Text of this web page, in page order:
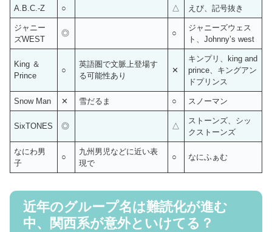
A.B.C.-Z ○ △ えび、記号抜き
ジャニー
ズWEST
◎ ○
ジャニーズウェス
ト、Johnny’s west
King ＆
Prince
○
英語圏で文脈上登場す
る可能性あり
✕
キンプリ、king and
prince、キングアン
ドプリンス
Snow Man ✕ 雪だるま ○ スノーマン
SixTONES ◎ △
ストーンズ、シッ
クストーンズ
なにわ男
子
○
九州男児などに近い表
現で
○ なにふぁむ
近年のグループ名は難読化が進む
中、関西系が意外といけてる？